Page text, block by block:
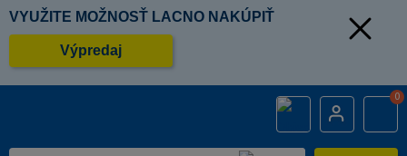
VYUŽITE MOŽNOSŤ LACNO NAKÚPIŤ
Výpredaj
0